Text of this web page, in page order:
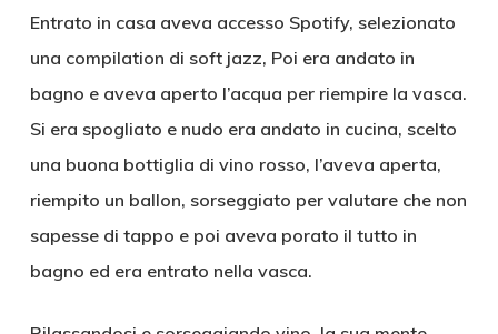
Entrato in casa aveva accesso Spotify, selezionato
una compilation di soft jazz, Poi era andato in
bagno e aveva aperto l’acqua per riempire la vasca.
Si era spogliato e nudo era andato in cucina, scelto
una buona bottiglia di vino rosso, l’aveva aperta,
riempito un ballon, sorseggiato per valutare che non
sapesse di tappo e poi aveva porato il tutto in
bagno ed era entrato nella vasca.